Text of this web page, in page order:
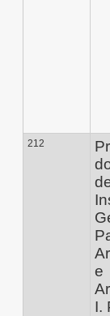
212
e
I.